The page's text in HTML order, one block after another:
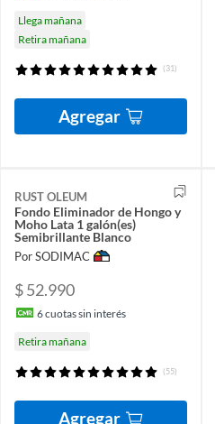
Llega mañana
Retira mañana
(31)
Agregar
RUST OLEUM
Fondo Eliminador de Hongo y
Moho Lata 1 galón(es)
Semibrillante Blanco
Por SODIMAC
$ 52.990
6cuotas sin interés
Retira mañana
(55)
Agregar